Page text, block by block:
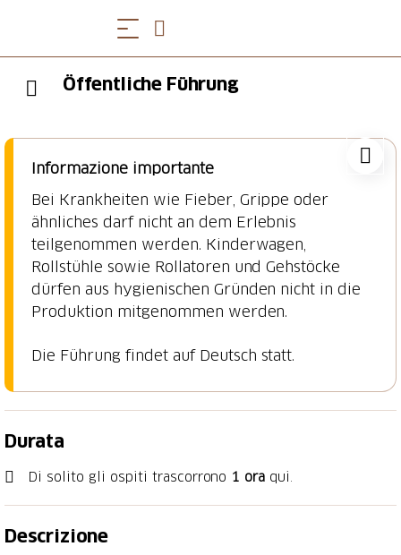
Öffentliche Führung
Informazione importante
Bei Krankheiten wie Fieber, Grippe oder
ähnliches darf nicht an dem Erlebnis
teilgenommen werden. Kinderwagen,
Rollstühle sowie Rollatoren und Gehstöcke
dürfen aus hygienischen Gründen nicht in die
Produktion mitgenommen werden.
Die Führung findet auf Deutsch statt.
Durata
Di solito gli ospiti trascorrono 1 ora qui.
Descrizione